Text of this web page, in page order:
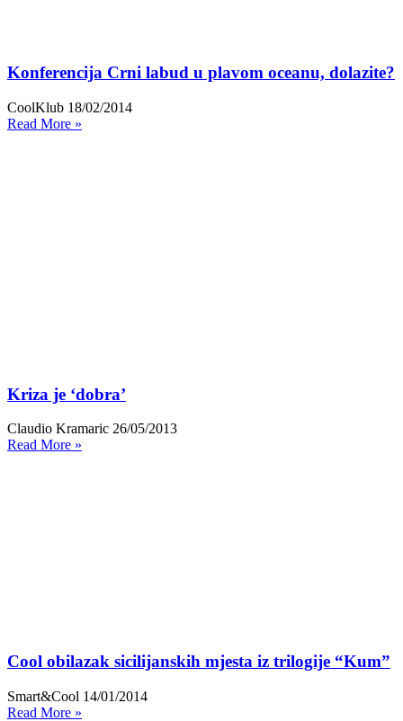
Konferencija Crni labud u plavom oceanu, dolazite?
CoolKlub 18/02/2014
Read More »
Kriza je ‘dobra’
Claudio Kramaric 26/05/2013
Read More »
Cool obilazak sicilijanskih mjesta iz trilogije “Kum”
Smart&Cool 14/01/2014
Read More »